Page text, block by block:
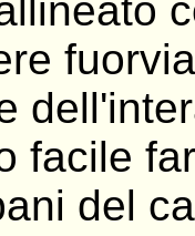
facile
del